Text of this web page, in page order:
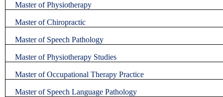
Master of Physiotherapy
Master of Chiropractic
Master of Speech Pathology
Master of Physiotherapy Studies
Master of Occupational Therapy Practice
Master of Speech Language Pathology